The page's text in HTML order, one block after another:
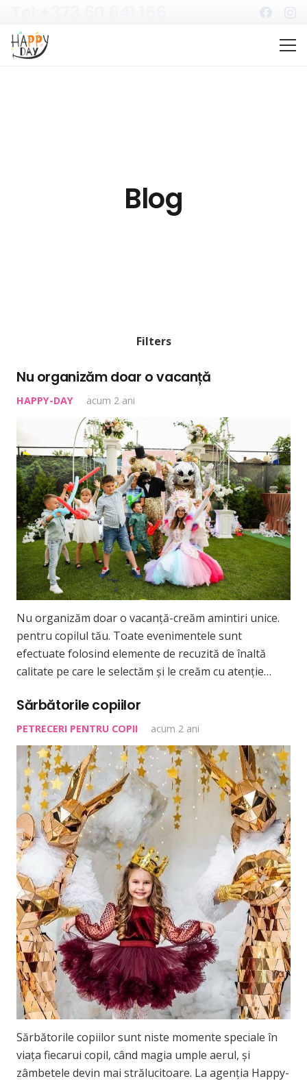
Blog
Filters
Nu organizăm doar o vacanță
HAPPY-DAY acum 2 ani
Nu organizăm doar o vacanță-creăm amintiri unice.
pentru copilul tău. Toate evenimentele sunt
efectuate folosind elemente de recuzită de înaltă
calitate pe care le selectăm și le creăm cu atenție…
Sărbătorile copiilor
PETRECERI PENTRU COPII acum 2 ani
Sărbătorile copiilor sunt niste momente speciale în
viața fiecarui copil, când magia umple aerul, și
zâmbetele devin mai strălucitoare. La agenția Happy-